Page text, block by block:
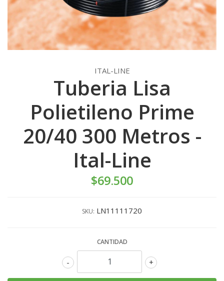
ITAL-LINE
Tuberia Lisa
Polietileno Prime
20/40 300 Metros -
Ital-Line
$69.500
SKU: LN11111720
CANTIDAD
+
-